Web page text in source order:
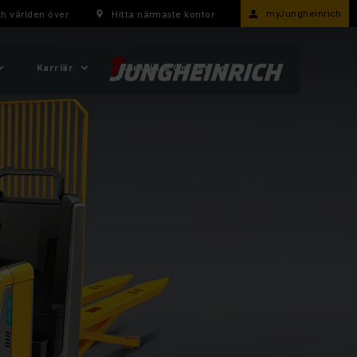
världen över Hitta närmaste kontor myJungheinrich
Karriär Kontakt & Om oss